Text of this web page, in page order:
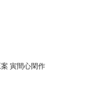
寅間心閑作